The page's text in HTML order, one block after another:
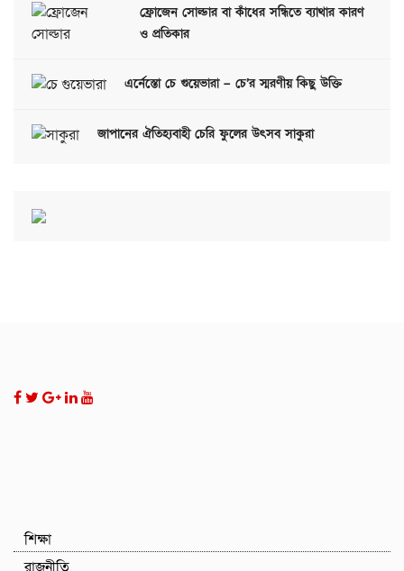
ফ্রোজেন সোল্ডার বা কাঁধের সন্ধিতে ব্যাথার কারণ
ও প্রতিকার
এর্নেস্তো চে গুয়েভারা – চে’র স্মরণীয় কিছু উক্তি
জাপানের ঐতিহ্যবাহী চেরি ফুলের উৎসব সাকুরা
শিক্ষা